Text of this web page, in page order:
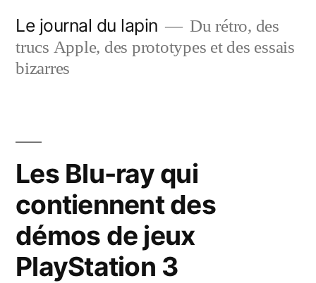
contenu
Le journal du lapin
Du rétro, des
trucs Apple, des prototypes et des essais
bizarres
Les Blu-ray qui
contiennent des
démos de jeux
PlayStation 3